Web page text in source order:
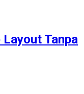
Tanpa